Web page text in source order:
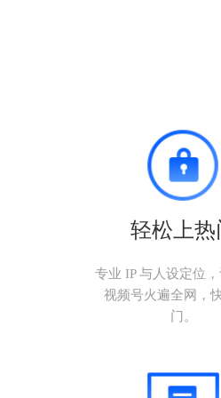
轻松上热
专业 IP 与人设定位
视频号火遍全网，
门。